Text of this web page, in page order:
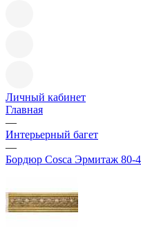
Личный кабинет
Главная
—
Интерьерный багет
—
Бордюр Cosca Эрмитаж 80-